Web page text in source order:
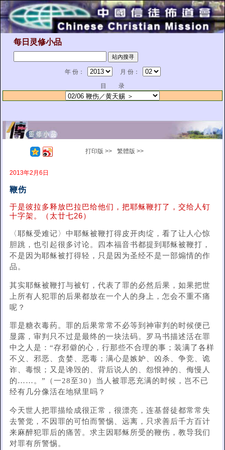
每日灵修小品
年 份：
月 份：
目 录
打印版 >> 繁體版 >>
2013年2月6日
鞭伤
于是彼拉多释放巴拉巴给他们，把耶稣鞭打了，交给人钉
十字架。（太廿七26）
〈耶稣受难记〉中耶稣被鞭打得皮开肉绽，看了让人心惊
胆跳，也引起很多讨论。四本福音书都提到耶稣被鞭打，
不是因为耶稣被打得轻，只是因为圣经不是一部煽情的作
品。
其实耶稣被鞭打与被钉，代表了罪的必然后果，如果把世
上所有人犯罪的后果都放在一个人的身上，怎会不重不痛
呢？
罪是糖衣毒药。罪的后果常常不必等到神审判的时候便已
显露，审判只不过是最终的一块法码。罗马书描述活在罪
中之人是：“存邪僻的心，行那些不合理的事；装满了各样
不义​​、邪恶、贪婪、恶毒；满心是嫉妒、凶杀、争竞、诡
诈、毒恨；又是谗毁的、背后说人的、怨恨神的、侮慢人
的……。”（一28至30）当人被罪恶充满的时候，岂不已
经有几分像活在地狱里吗？
今天世人把罪描绘成很正常，很漂亮，连基督徒都常常失
去警觉，不因罪的可怕而警惕、远离，只求善后千方百计
来麻醉犯罪后的痛苦。求主因耶稣所受的鞭伤，教导我们
对罪有所警惕。